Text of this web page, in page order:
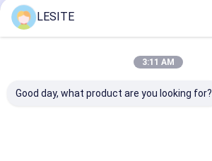
Produits Recommandés
LESITE
3:11 AM
Good day, what product are you looking for?